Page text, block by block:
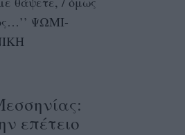
ΨΩΜΙ-
επέτειο